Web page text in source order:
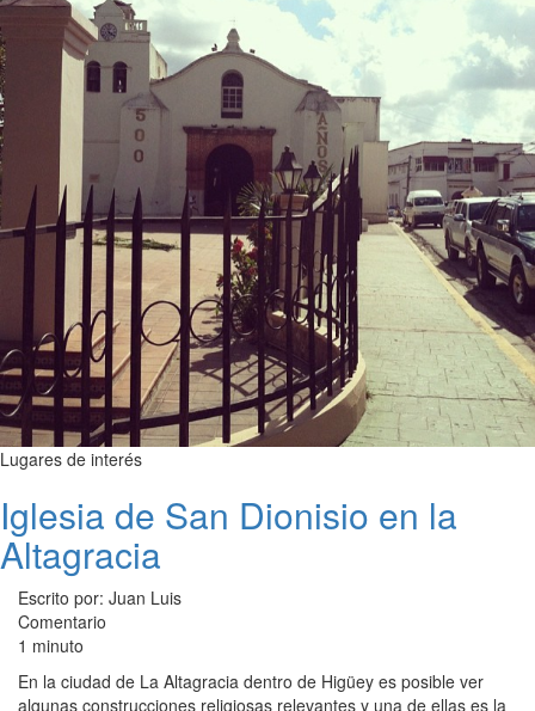
Lugares de interés
Iglesia de San Dionisio en la
Altagracia
Escrito por: Juan Luis
Comentario
1 minuto
En la ciudad de La Altagracia dentro de Higüey es posible ver
algunas construcciones religiosas relevantes y una de ellas es la